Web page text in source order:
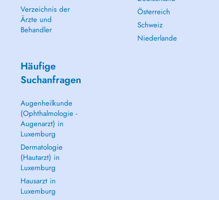
Verzeichnis der
Ärzte und
Behandler
Österreich
Schweiz
Niederlande
Häufige
Suchanfragen
Augenheilkunde
(Ophthalmologie -
Augenarzt) in
Luxemburg
Dermatologie
(Hautarzt) in
Luxemburg
Hausarzt in
Luxemburg